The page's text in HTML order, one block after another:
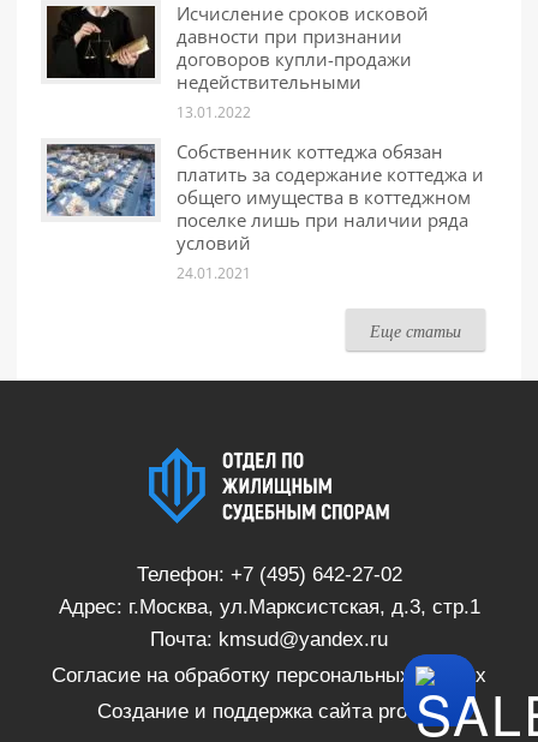
Исчисление сроков исковой
давности при признании
договоров купли-продажи
недействительными
13.01.2022
Собственник коттеджа обязан
платить за содержание коттеджа и
общего имущества в коттеджном
поселке лишь при наличии ряда
условий
24.01.2021
Еще статьи
Телефон: +7 (495) 642-27-02
Адрес: г.Москва, ул.Марксистская, д.3, стр.1
Почта: kmsud@yandex.ru
Согласие на обработку персональных данных
Создание и поддержка сайта proSite